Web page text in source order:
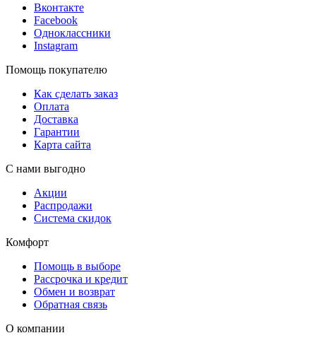
Вконтакте
Facebook
Одноклассники
Instagram
Помощь покупателю
Как сделать заказ
Оплата
Доставка
Гарантии
Карта сайта
С нами выгодно
Акции
Распродажи
Система скидок
Комфорт
Помощь в выборе
Рассрочка и кредит
Обмен и возврат
Обратная связь
О компании